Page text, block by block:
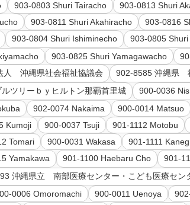
903-0803 Shuri Tairacho 903-0813 Shuri
903-0811 Shuri Akahiracho 903-0816
903-0804 Shuri Ishiminecho 903-0805
903-0825 Shuri Yamagawacho
人 沖縄県社会福祉協議会
902-8585 沖縄県
ツリーｂｙヒルトン那覇首里城
900-0036
902-0074 Nakaima 900-0014 Matsuo
Kumoji 900-0037 Tsuji 901-1112 Motobu
Tomari 900-0031 Wakasa 901-1111
Yamakawa 901-1100 Haebaru Cho 901-
沖縄県立 南部医療センター・こども医療セン
0006 Omoromachi 900-0011 Uenoya